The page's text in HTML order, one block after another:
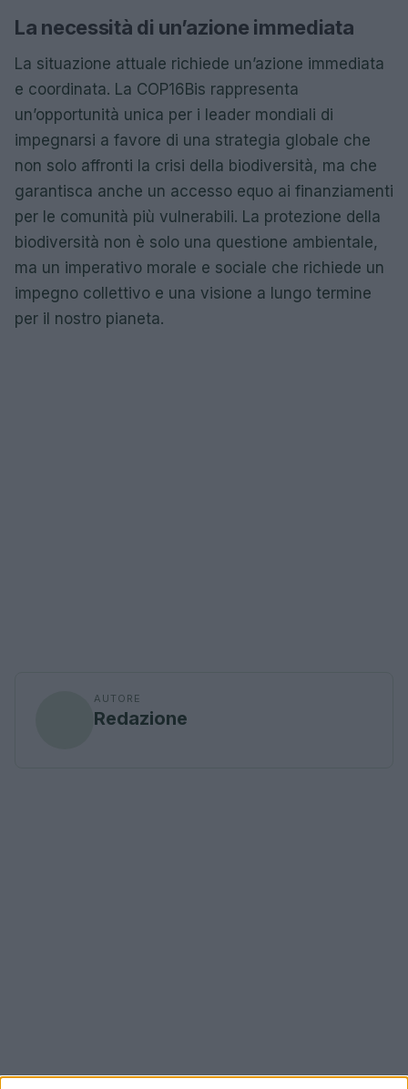
La necessità di un’azione immediata
La situazione attuale richiede un’azione immediata
e coordinata. La COP16Bis rappresenta
un’opportunità unica per i leader mondiali di
impegnarsi a favore di una strategia globale che
non solo affronti la crisi della biodiversità, ma che
garantisca anche un accesso equo ai finanziamenti
per le comunità più vulnerabili. La protezione della
biodiversità non è solo una questione ambientale,
ma un imperativo morale e sociale che richiede un
impegno collettivo e una visione a lungo termine
per il nostro pianeta.
AUTORE
Redazione